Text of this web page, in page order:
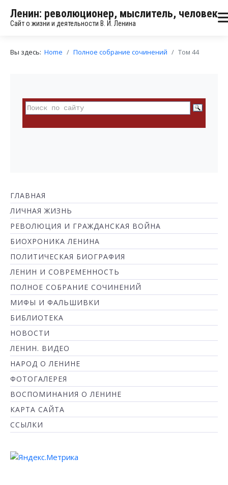
Ленин: революционер, мыслитель, человек
Сайт о жизни и деятельности В. И. Ленина
Вы здесь: Home Полное собрание сочинений Том 44
ГЛАВНАЯ
ЛИЧНАЯ ЖИЗНЬ
РЕВОЛЮЦИЯ И ГРАЖДАНСКАЯ ВОЙНА
БИОХРОНИКА ЛЕНИНА
ПОЛИТИЧЕСКАЯ БИОГРАФИЯ
ЛЕНИН И СОВРЕМЕННОСТЬ
ПОЛНОЕ СОБРАНИЕ СОЧИНЕНИЙ
МИФЫ И ФАЛЬШИВКИ
БИБЛИОТЕКА
НОВОСТИ
ЛЕНИН. ВИДЕО
НАРОД О ЛЕНИНЕ
ФОТОГАЛЕРЕЯ
ВОСПОМИНАНИЯ О ЛЕНИНЕ
КАРТА САЙТА
ССЫЛКИ